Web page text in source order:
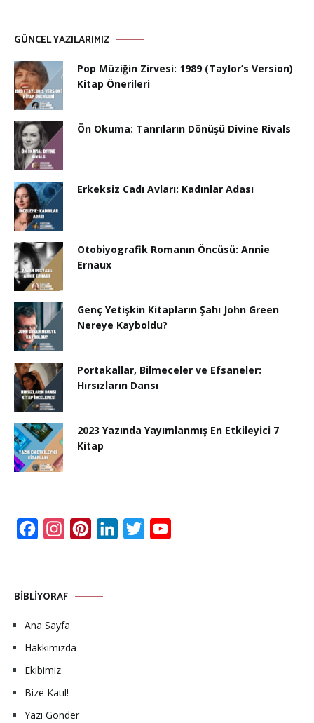
GÜNCEL YAZILARIMIZ
Pop Müziğin Zirvesi: 1989 (Taylor’s Version)
Kitap Önerileri
Ön Okuma: Tanrıların Dönüşü Divine Rivals
Erkeksiz Cadı Avları: Kadınlar Adası
Otobiyografik Romanın Öncüsü: Annie
Ernaux
Genç Yetişkin Kitapların Şahı John Green
Nereye Kayboldu?
Portakallar, Bilmeceler ve Efsaneler:
Hırsızların Dansı
2023 Yazında Yayımlanmış En Etkileyici 7
Kitap
FacebookInstagramPinterestLinkedInTwitter
BIBLIYORAF
Ana Sayfa
Hakkımızda
Ekibimiz
Bize Katıl!
Yazı Gönder